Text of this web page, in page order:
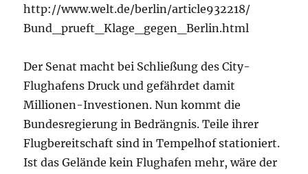
http://www.welt.de/berlin/article932218/
Bund_prueft_Klage_gegen_Berlin.html
Der Senat macht bei Schließung des City-
Flughafens Druck und gefährdet damit
Millionen-Investionen. Nun kommt die
Bundesregierung in Bedrängnis. Teile ihrer
Flugbereitschaft sind in Tempelhof stationiert.
Ist das Gelände kein Flughafen mehr, wäre der